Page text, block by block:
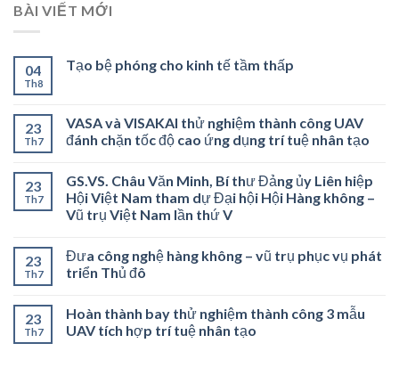
BÀI VIẾT MỚI
04
Th8
Tạo bệ phóng cho kinh tế tầm thấp
23
Th7
VASA và VISAKAI thử nghiệm thành công UAV
đánh chặn tốc độ cao ứng dụng trí tuệ nhân tạo
23
Th7
GS.VS. Châu Văn Minh, Bí thư Đảng ủy Liên hiệp
Hội Việt Nam tham dự Đại hội Hội Hàng không –
Vũ trụ Việt Nam lần thứ V
23
Th7
Đưa công nghệ hàng không – vũ trụ phục vụ phát
triển Thủ đô
23
Th7
Hoàn thành bay thử nghiệm thành công 3 mẫu
UAV tích hợp trí tuệ nhân tạo